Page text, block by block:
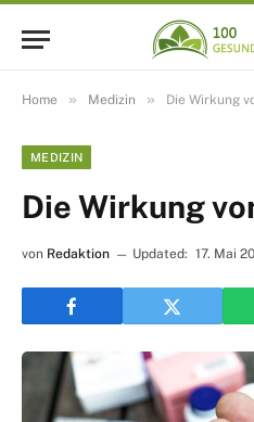
Home » Medizin » Die Wirkung
MEDIZIN
Die Wirkung
von Redaktion Updated: 17. Mai